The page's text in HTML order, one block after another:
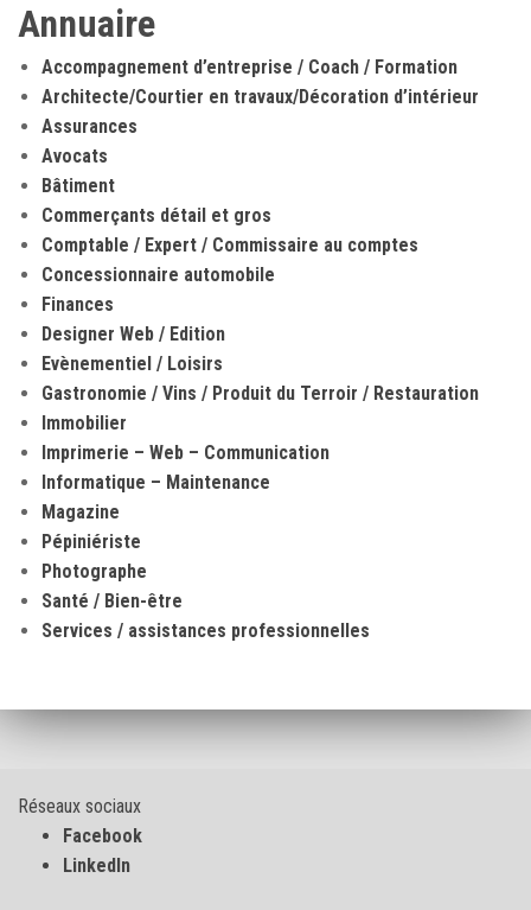
Annuaire
Accompagnement d’entreprise / Coach / Formation
Architecte/Courtier en travaux/Décoration d’intérieur
Assurances
Avocats
Bâtiment
Commerçants détail et gros
Comptable / Expert / Commissaire au comptes
Concessionnaire automobile
Finances
Designer Web / Edition
Evènementiel / Loisirs
Gastronomie / Vins / Produit du Terroir / Restauration
Immobilier
Imprimerie – Web – Communication
Informatique – Maintenance
Magazine
Pépiniériste
Photographe
Santé / Bien-être
Services / assistances professionnelles
Réseaux sociaux
Facebook
LinkedIn